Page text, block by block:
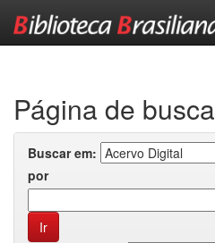
Página de busca
Buscar em:
por